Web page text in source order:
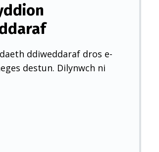
ddiweddaraf dros e-
destun. Dilynwch ni